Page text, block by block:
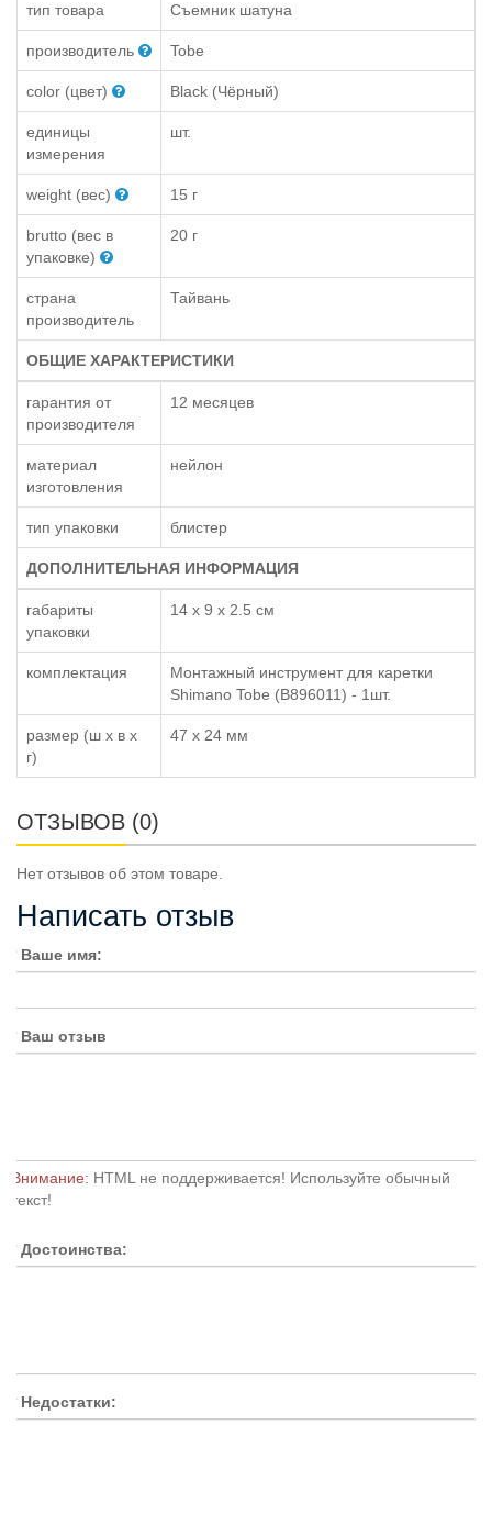
тип товара Съемник шатуна
производитель Tobe
color (цвет) Black (Чёрный)
единицы
измерения
шт.
weight (вес) 15 г
brutto (вес в
упаковке)
20 г
страна
производитель
Тайвань
ОБЩИЕ ХАРАКТЕРИСТИКИ
гарантия от
производителя
12 месяцев
материал
изготовления
нейлон
тип упаковки блистер
ДОПОЛНИТЕЛЬНАЯ ИНФОРМАЦИЯ
габариты
упаковки
14 x 9 x 2.5 см
комплектация
Монтажный инструмент для каретки
Shimano Tobe (B896011) - 1шт.
размер (ш x в x
г)
47 x 24 мм
ОТЗЫВОВ (0)
Нет отзывов об этом товаре.
Написать отзыв
Ваше имя:
Ваш отзыв
Внимание: HTML не поддерживается! Используйте обычный
текст!
Достоинства:
Недостатки: